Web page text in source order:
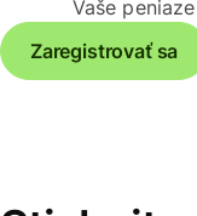
Vaše
Zaregistrovať sa